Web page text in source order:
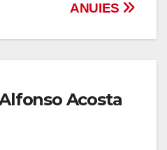
ANUIES
Acosta